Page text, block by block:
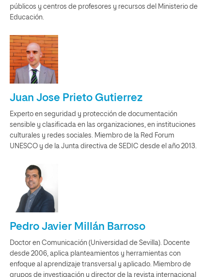
públicos y centros de profesores y recursos del Ministerio de
Educación.
Juan Jose Prieto Gutierrez
Experto en seguridad y protección de documentación
sensible y clasificada en las organizaciones, en instituciones
culturales y redes sociales. Miembro de la Red Forum
UNESCO y de la Junta directiva de SEDIC desde el año 2013.
Pedro Javier Millán Barroso
Doctor en Comunicación (Universidad de Sevilla). Docente
desde 2006, aplica planteamientos y herramientas con
enfoque al aprendizaje transversal y aplicado. Miembro de
grupos de investigación y director de la revista internacional